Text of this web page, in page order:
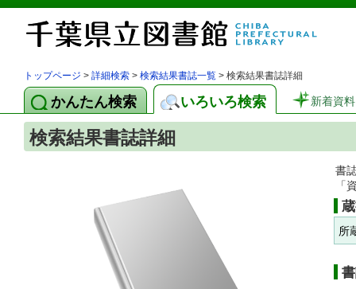
トップページ > 詳細検索 > 検索結果書誌一覧 > 検索結果書誌詳細
かんたん検索 いろいろ検索 新着資料
検索結果書誌詳細
書
「
所